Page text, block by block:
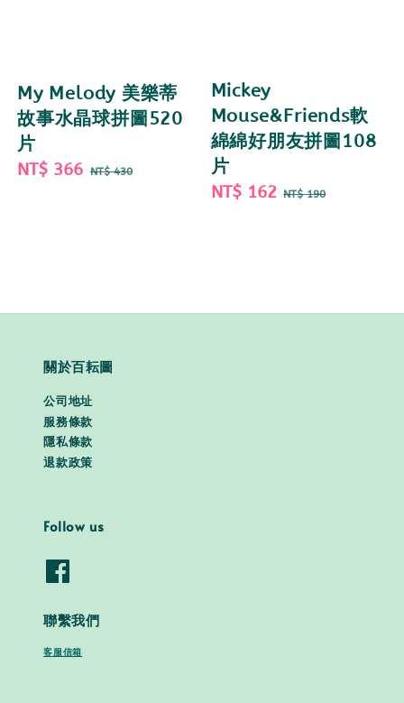
My Melody 美樂蒂
故事水晶球拼圖520
片
Sale
NT$ 366 Regular
NT$ 430
Mickey
Mouse&Friends軟
綿綿好朋友拼圖108
片
Sale
NT$ 162 Regular
NT$ 190
關於百耘圖
公司地址
服務條款
隱私條款
退款政策
Follow us
聯繫我們
客服信箱